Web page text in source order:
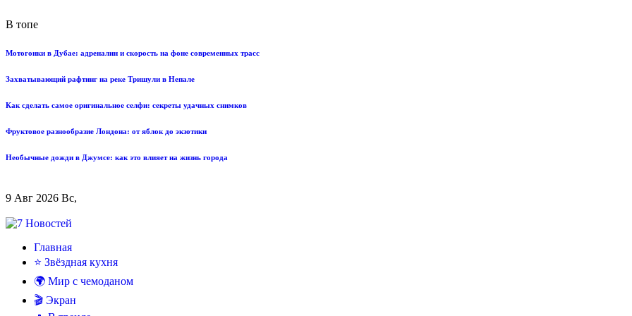
В топе
Мотогонки в Дубае: адреналин и скорость на фоне современных трасс
Захватывающий рафтинг на реке Тришули в Непале
Как сделать самое оригинальное селфи: секреты удачных снимков
Фруктовое разнообразие Лондона: от яблок до экзотики
Необычные дожди в Джумсе: как это влияет на жизнь города
9 Авг 2026 Вс,
Главная
⭐ Звёздная кухня
🌍 Мир с чемоданом
🎬 Экран